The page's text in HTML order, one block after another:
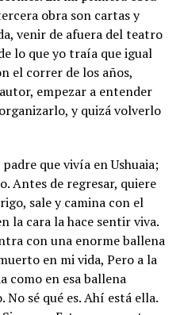
obra son cartas y
venir de afuera del teatro
lo que yo traía que igual
el correr de los años,
empezar a entender
y quizá volverlo
que vivía en Ushuaia;
Antes de regresar, quiere
sale y camina con el
la cara la hace sentir viva.
con una enorme ballena
en mi vida, Pero a la
como en esa ballena
sé qué es. Ahí está ella.